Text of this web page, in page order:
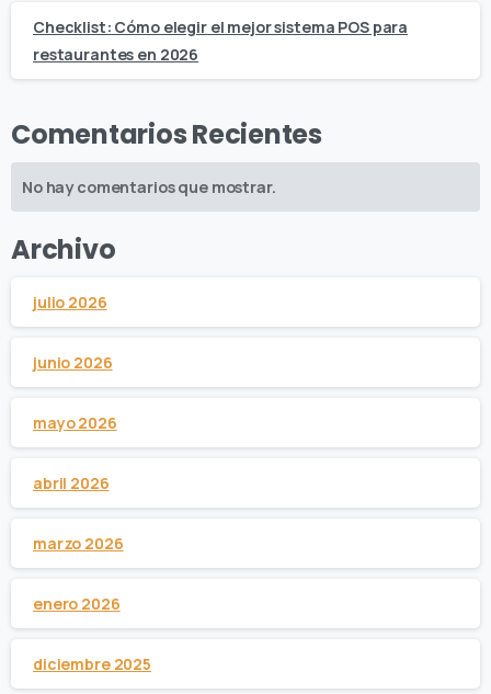
Checklist: Cómo elegir el mejor sistema POS para
restaurantes en 2026
Comentarios Recientes
No hay comentarios que mostrar.
Archivo
julio 2026
junio 2026
mayo 2026
abril 2026
marzo 2026
enero 2026
diciembre 2025